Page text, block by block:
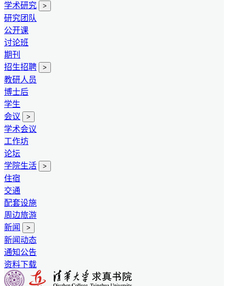
学术研究
>
研究团队
公开课
讨论班
期刊
招生招聘
>
教研人员
博士后
学生
会议
>
学术会议
工作坊
论坛
学院生活
>
住宿
交通
配套设施
周边旅游
新闻
>
新闻动态
通知公告
资料下载